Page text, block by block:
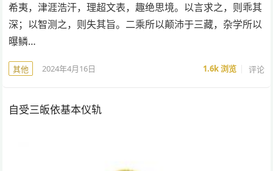
希夷，津涯浩汗，理超文表，趣绝思境。以言求之，则乖其
深；以智测之，则失其旨。二乘所以颠沛于三藏，杂学所以
曝鳞…
其他 2024年4月16日 1.6k浏览 评论
自受三皈依基本仪轨